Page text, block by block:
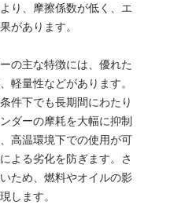
り、摩擦係数が低く、エ
があります。
の主な特徴には、優れた
軽量性などがあります。
件下でも長期間にわたり
ダーの摩耗を大幅に抑制
高温環境下での使用が可
よる劣化を防ぎます。さ
ため、燃料やオイルの影
します。